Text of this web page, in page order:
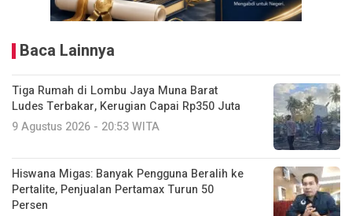
Baca Lainnya
Tiga Rumah di Lombu Jaya Muna Barat
Ludes Terbakar, Kerugian Capai Rp350 Juta
9 Agustus 2026 - 20:53 WITA
Hiswana Migas: Banyak Pengguna Beralih ke
Pertalite, Penjualan Pertamax Turun 50
Persen